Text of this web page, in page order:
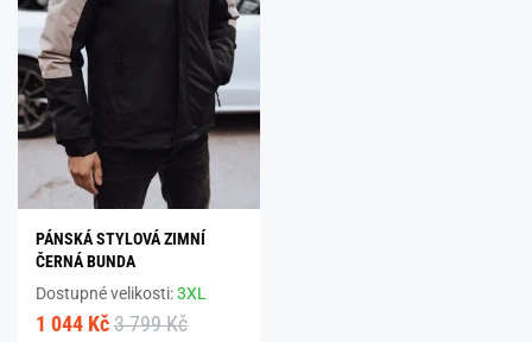
PÁNSKÁ STYLOVÁ ZIMNÍ
ČERNÁ BUNDA
Dostupné velikosti:3XL
1 044 Kč 3 799 Kč